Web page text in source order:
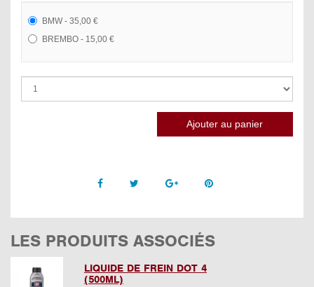
BMW - 35,00 €
BREMBO - 15,00 €
Facebook Twitter Google +Pinterest
LES PRODUITS ASSOCIÉS
LIQUIDE DE FREIN DOT 4
(500ML)